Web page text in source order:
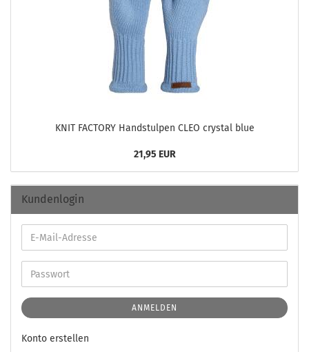
KNIT FAC­TO­RY Hand­s­tul­pen CLEO crys­tal blue
21,95 EUR
Kundenlogin
ANMELDEN
Konto erstellen